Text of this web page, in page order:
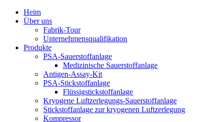
Heim
Über uns
Fabrik-Tour
Unternehmensqualifikation
Produkte
PSA-Sauerstoffanlage
Medizinische Sauerstoffanlage
Antigen-Assay-Kit
PSA-Stickstoffanlage
Flüssigstickstoffanlage
Kryogene Luftzerlegungs-Sauerstoffanlage
Stickstoffanlage zur kryogenen Luftzerlegung
Kompressor